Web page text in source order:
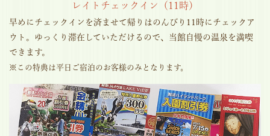
レイトチェックイン（11時）
早めにチェックインを済ませて帰りはのんびり11時にチェックア
ウト。ゆっくり滞在していただけるので、当館自慢の温泉を満喫
できます。
※この特典は平日ご宿泊のお客様のみとなります。